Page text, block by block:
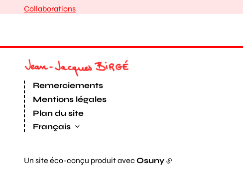
Collaborations
Remerciements
Mentions légales
Plan du site
Français
Un site éco-conçu produit avec Osuny